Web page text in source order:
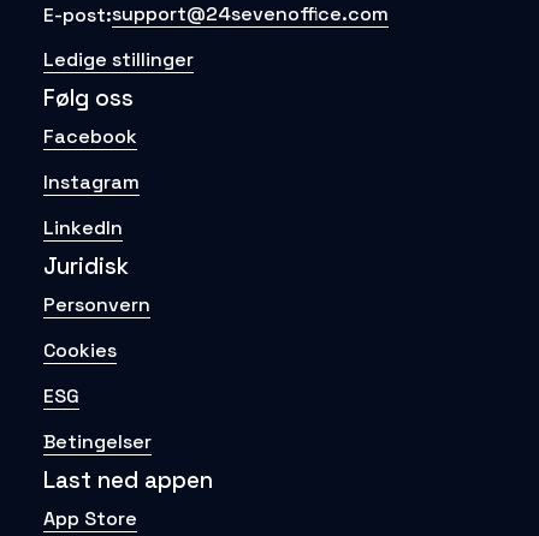
E-post:support@24sevenoffice.com
Ledige stillinger
Følg oss
Facebook
Instagram
LinkedIn
Juridisk
Personvern
Cookies
ESG
Betingelser
Last ned appen
App Store